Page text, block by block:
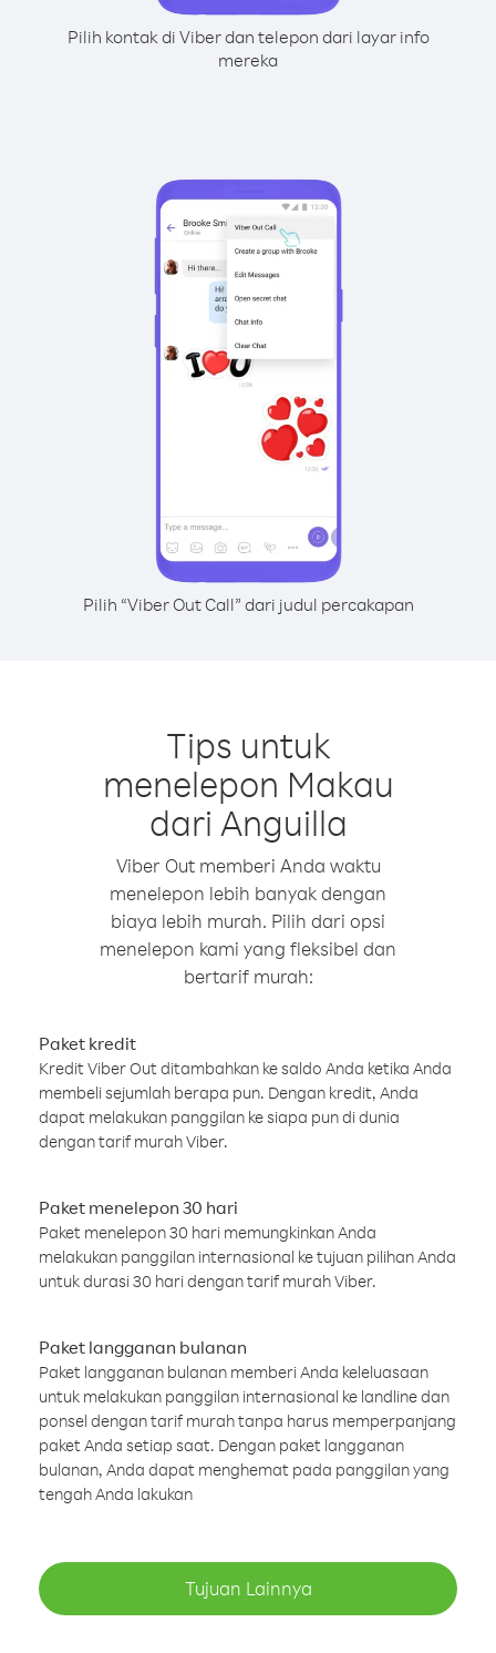
Pilih kontak di Viber dan telepon dari layar info
mereka
Pilih “Viber Out Call” dari judul percakapan
Tips untuk
menelepon Makau
dari Anguilla
Viber Out memberi Anda waktu
menelepon lebih banyak dengan
biaya lebih murah. Pilih dari opsi
menelepon kami yang fleksibel dan
bertarif murah:
Paket kredit
Kredit Viber Out ditambahkan ke saldo Anda ketika Anda
membeli sejumlah berapa pun. Dengan kredit, Anda
dapat melakukan panggilan ke siapa pun di dunia
dengan tarif murah Viber.
Paket menelepon 30 hari
Paket menelepon 30 hari memungkinkan Anda
melakukan panggilan internasional ke tujuan pilihan Anda
untuk durasi 30 hari dengan tarif murah Viber.
Paket langganan bulanan
Paket langganan bulanan memberi Anda keleluasaan
untuk melakukan panggilan internasional ke landline dan
ponsel dengan tarif murah tanpa harus memperpanjang
paket Anda setiap saat. Dengan paket langganan
bulanan, Anda dapat menghemat pada panggilan yang
tengah Anda lakukan
Tujuan Lainnya